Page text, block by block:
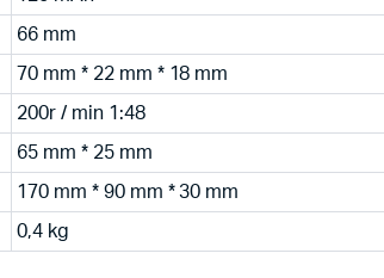
66 mm
70 mm * 22 mm * 18 mm
200r / min 1:48
65 mm * 25 mm
170 mm * 90 mm * 30 mm
0,4 kg